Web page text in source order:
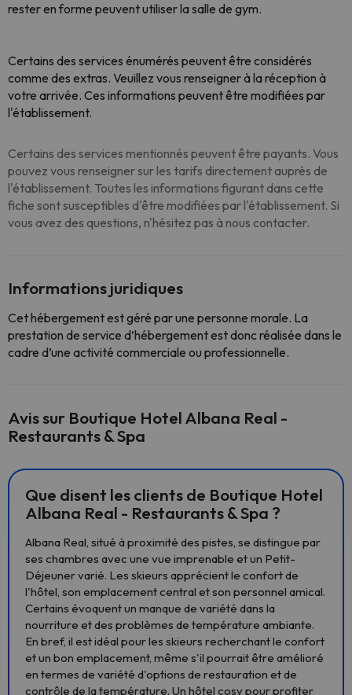
rester en forme peuvent utiliser la salle de gym.
Certains des services énumérés peuvent être considérés
comme des extras. Veuillez vous renseigner à la réception à
votre arrivée. Ces informations peuvent être modifiées par
l'établissement.
Certains des services mentionnés peuvent être payants. Vous
pouvez vous renseigner sur les tarifs directement auprès de
l'établissement. Toutes les informations figurant dans cette
fiche sont susceptibles d'être modifiées par l'établissement. Si
vous avez des questions, n'hésitez pas à nous contacter.
Informations juridiques
Cet hébergement est géré par une personne morale. La
prestation de service d’hébergement est donc réalisée dans le
cadre d’une activité commerciale ou professionnelle.
Avis sur Boutique Hotel Albana Real -
Restaurants & Spa
Que disent les clients de Boutique Hotel
Albana Real - Restaurants & Spa ?
Albana Real, situé à proximité des pistes, se distingue par
ses chambres avec une vue imprenable et un Petit-
Déjeuner varié. Les skieurs apprécient le confort de
l'hôtel, son emplacement central et son personnel amical.
Certains évoquent un manque de variété dans la
nourriture et des problèmes de température ambiante.
En bref, il est idéal pour les skieurs recherchant le confort
et un bon emplacement, même s'il pourrait être amélioré
en termes de variété d'options de restauration et de
contrôle de la température. Un hôtel cosy pour profiter